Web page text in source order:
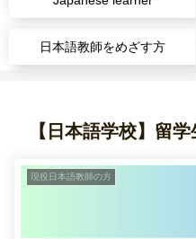
日本語教師をめざす方
【日本語学校】留
現役日本語教師の方